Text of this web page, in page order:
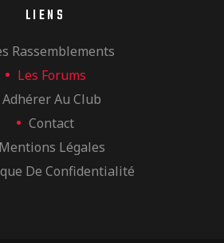
LIENS
Rassemblements
Les Forums
Adhérer Au Club
Contact
Mentions Légales
De Confidentialité